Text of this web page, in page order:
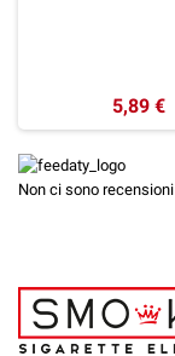
5,89 €
Non ci sono recensioni